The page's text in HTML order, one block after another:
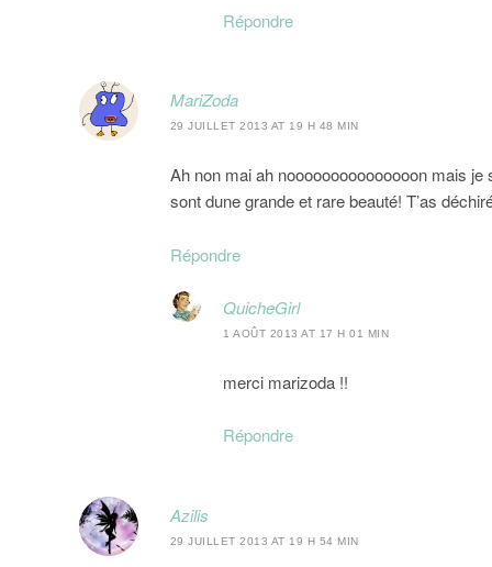
Répondre
MariZoda
29 JUILLET 2013 AT 19 H 48 MIN
Ah non mai ah nooooooooooooooon mais
sont dune grande et rare beauté! T’as
Répondre
QuicheGirl
1 AOÛT 2013 AT 17 H 01 MIN
merci marizoda !!
Répondre
Azilis
29 JUILLET 2013 AT 19 H 54 MIN